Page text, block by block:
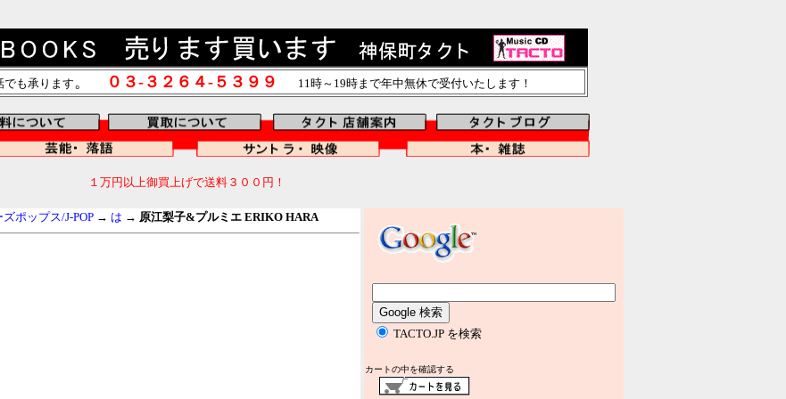
でも承ります。 ０３-３２６４-５３９９ 11時～19時まで年中無休で受付いたします！
１万円以上御買上げで送料３００円！
ポップス/J-POP→ は → 原江梨子&プルミエ ERIKO HARA
TACTO.JP を検索
カートの中を確認する